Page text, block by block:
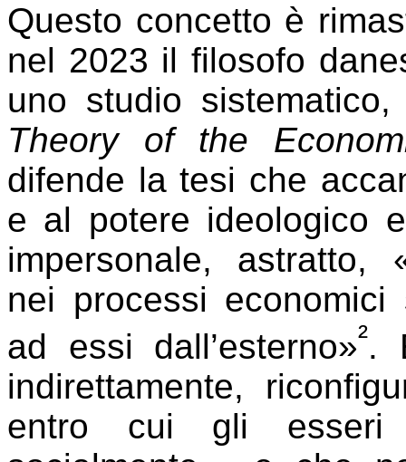
Questo concetto è
nel 2023 il filosofo
uno studio
Theory of the
difende la tesi che
e al potere ideologico
impersonale, astratto,
nei processi
ad essi dall’esterno»².
indirettamente,
entro cui gli esseri